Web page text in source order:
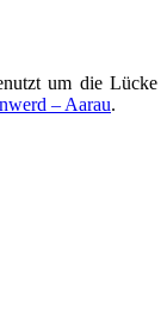
um die Lücke
– Aar­au.